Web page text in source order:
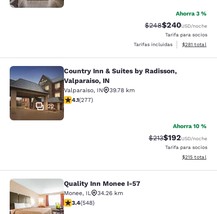
Ahorra 3 %
Precio tachado:
$248Precio con
$240USD/noche
Tarifa para socios
Tarifas incluidas
Ver detalles
$281 total
Country Inn & Suites by Radisson,
22
Country Inn & Suites by Radisson,
Valparaiso, IN
Valparaiso, IN
39.78 km
calificación de 4.14 estrellas. Muy bueno. 277 reseñas
4.1(277)
Ahorra 10 %
Precio tachado:
$213Precio con
$192USD/noche
Tarifa para socios
Ver detalles
$215 total
Quality Inn Monee I-57
Quality Inn Monee I-57
Monee, IL
34.26 km
calificación de 3.43 estrellas. Bueno. 548 reseñas
3.4(548)